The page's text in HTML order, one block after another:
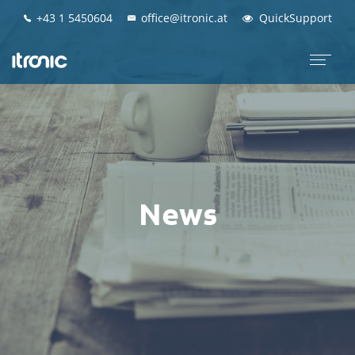
+43 1 5450604
+43 1 5450604 office@itronic.at
office@itronic.at QuickSupport
QuickSupport
News